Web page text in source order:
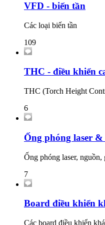
VFD - biến tần
Các loại biến tần
109
THC - điều khiển
THC (Torch Height
6
Ống phóng laser
Ống phóng laser,
7
Board điều khiển
Các board điều khiển